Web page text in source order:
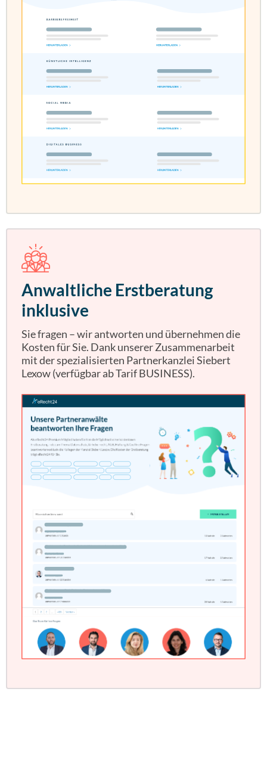
Anwaltliche Erstberatung
inklusive
Sie fragen – wir antworten und übernehmen die
Kosten für Sie. Dank unserer Zusammenarbeit
mit der spezialisierten Partnerkanzlei Siebert
Lexow (verfügbar ab Tarif BUSINESS).